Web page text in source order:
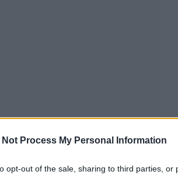
Not Process My Personal Information
opt-out of the sale, sharing to third parties, or